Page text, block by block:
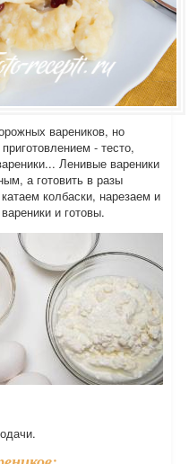
вареников, но
- тесто,
Ленивые вареники
а готовить в разы
колбаски, нарезаем и
и готовы.